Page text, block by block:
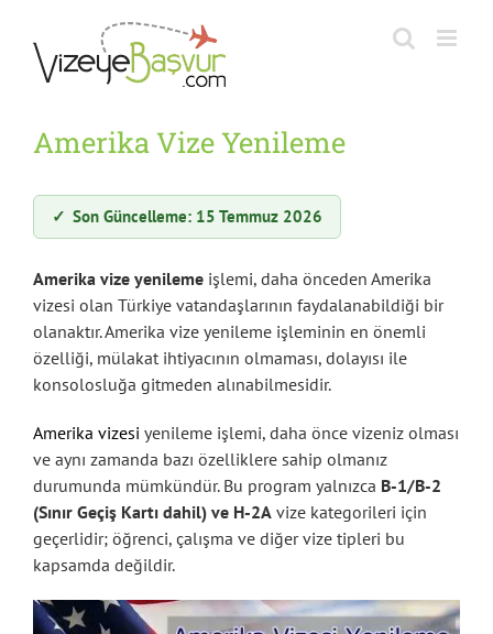
content
Amerika Vize Yenileme
✓ Son Güncelleme: 15 Temmuz 2026
Amerika vize yenileme işlemi, daha önceden Amerika
vizesi olan Türkiye vatandaşlarının faydalanabildiği bir
olanaktır. Amerika vize yenileme işleminin en önemli
özelliği, mülakat ihtiyacının olmaması, dolayısı ile
konsolosluğa gitmeden alınabilmesidir.
Amerika vizesi yenileme işlemi, daha önce vizeniz olması
ve aynı zamanda bazı özelliklere sahip olmanız
durumunda mümkündür. Bu program yalnızca B-1/B-2
(Sınır Geçiş Kartı dahil) ve H-2A vize kategorileri için
geçerlidir; öğrenci, çalışma ve diğer vize tipleri bu
kapsamda değildir.